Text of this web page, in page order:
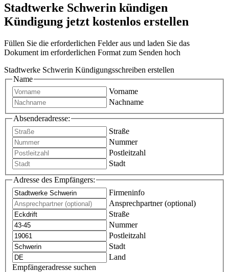
Stadtwerke Schwerin kündigen
Kündigung jetzt kostenlos erstellen
Füllen Sie die erforderlichen Felder aus und laden Sie das
Dokument im erforderlichen Format zum Senden hoch
Stadtwerke Schwerin Kündigungsschreiben erstellen
Name
Vorname
Nachname
Absenderadresse:
Straße
Nummer
Postleitzahl
Stadt
Adresse des Empfängers:
Firmeninfo
Ansprechpartner (optional)
Straße
Nummer
Postleitzahl
Stadt
Land
Empfängeradresse suchen